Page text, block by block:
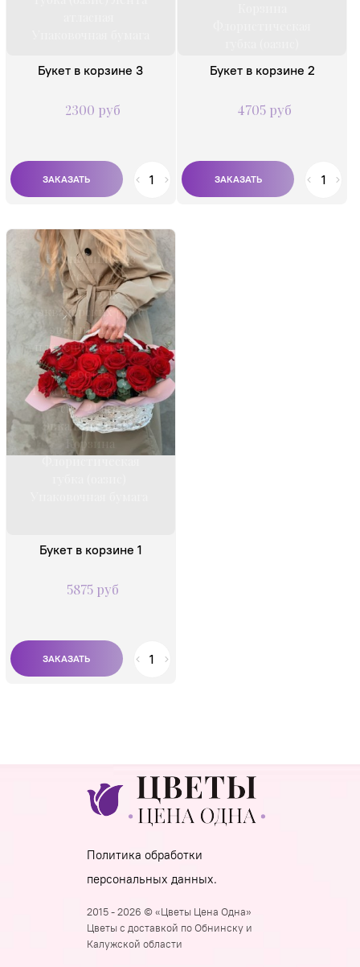
Букет в корзине 3
2300 руб
Лента
Букет в корзине 2
4705 руб
Композиция из
классических
бордовых
эквадорских роз с
эвкалиптом в
плетеной корзине.
Состав:
Роза одноголовая 50
см - 21 шт.
Эвкалипт 10 шт.
Корзина
Букет в корзине 1
5875 руб
Политика обработки
персональных данных.
2015 - 2026 © «Цветы Цена Одна»
Цветы с доставкой по Обнинску и
Калужской области